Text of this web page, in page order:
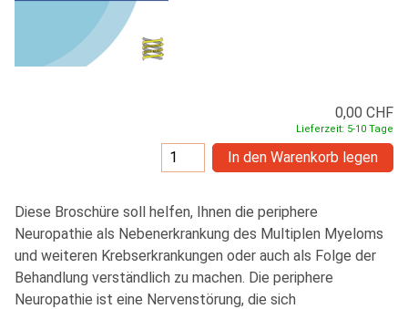
0,00 CHF
Lieferzeit: 5-10 Tage
In den Warenkorb legen
Diese Broschüre soll helfen, Ihnen die periphere
Neuropathie als Nebenerkrankung des Multiplen Myeloms
und weiteren Krebserkrankungen oder auch als Folge der
Behandlung verständlich zu machen. Die periphere
Neuropathie ist eine Nervenstörung, die sich